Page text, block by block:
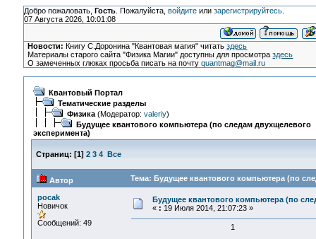
Добро пожаловать, Гость. Пожалуйста, войдитеили зарегистрируйтесь.
07 Августа 2026, 10:01:08
Новости: Книгу С.Доронина "Квантовая магия" читатьздесь
Материалы старого сайта "Физика Магии" доступны для просмотраздесь
О замеченных глюках просьба писать на почтуquantmag@mail.ru
Квантовый Портал
Тематические разделы
Физика(Модератор: valeriy)
Будущее квантового компьютера (по следам двухщелевого
эксперимента)
Страниц: [1] 2 3 4 Все
Автор Тема: Будущее квантового компьютера (по
pocak
Новичок
Сообщений: 49
Будущее квантового компьютера (по
« : 19 Июля 2014, 21:07:23 »
1